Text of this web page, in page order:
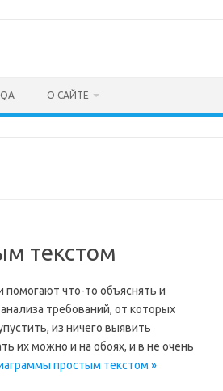
О САЙТЕ
текстом
что-то объяснять и
требований, от которых
из ничего выявить
их можно и на обоях, и в не очень
простым текстом »